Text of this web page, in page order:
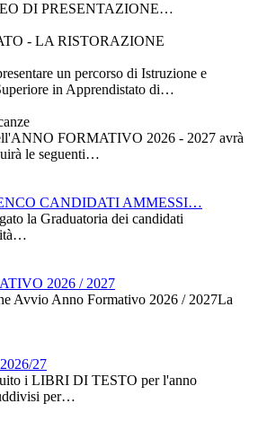
DI PRESENTAZIONE…
- LA RISTORAZIONE
un percorso di Istruzione e
in Apprendistato di…
FORMATIVO 2026 - 2027 avrà
le seguenti…
CANDIDATI AMMESSI…
la Graduatoria dei candidati
2026 / 2027
Avvio Anno Formativo 2026 / 2027La
27
i LIBRI DI TESTO per l'anno
per…